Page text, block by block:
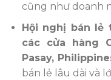
cũng như doanh
Hội nghị bán lẻ
các cửa hàng
Pasay,
bán lẻ lâu dài và